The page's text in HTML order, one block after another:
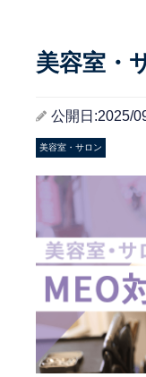
美容室・
公開日:2025/
美容室・サロン